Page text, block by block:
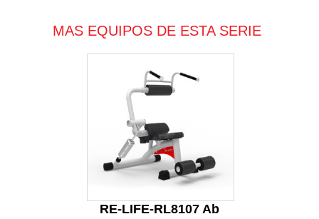
MAS EQUIPOS DE ESTA SERIE
RE-LIFE-RL8107 Ab